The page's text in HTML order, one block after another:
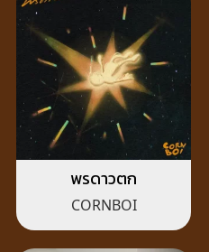
พรดาวตก
CORNBOI